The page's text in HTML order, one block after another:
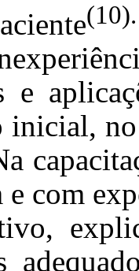
(10).
e
inicial,
com